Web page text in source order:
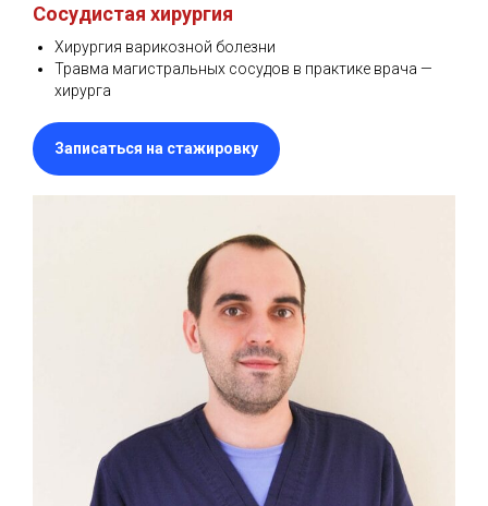
Сосудистая хирургия
Хирургия варикозной болезни
Травма магистральных сосудов в практике врача —
хирурга
Записаться на стажировку